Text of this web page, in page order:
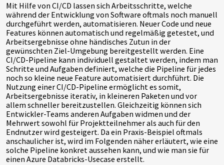
Mit Hilfe von CI/CD lassen sich Arbeitsschritte, welche
während der Entwicklung von Software oftmals noch manuell
durchgeführt werden, automatisieren. Neuer Code und neue
Features können automatisch und regelmäßig getestet, und
Arbeitsergebnisse ohne händisches Zutun in der
gewünschten Ziel-Umgebung bereitgestellt werden. Eine
CI/CD-Pipeline kann individuell gestaltet werden, indem man
Schritte und Aufgaben definiert, welche die Pipeline für jedes
noch so kleine neue Feature automatisiert durchführt. Die
Nutzung einer CI/CD-Pipeline ermöglicht es somit,
Arbeitsergebnisse iterativ, in kleineren Paketen und vor
allem schneller bereitzustellen. Gleichzeitig können sich
Entwickler-Teams anderen Aufgaben widmen und der
Mehrwert sowohl für Projektteilnehmer als auch für den
Endnutzer wird gesteigert. Da ein Praxis-Beispiel oftmals
anschaulicher ist, wird im Folgenden näher erläutert, wie eine
solche Pipeline konkret aussehen kann, und wie man sie für
einen Azure Databricks-Usecase erstellt.